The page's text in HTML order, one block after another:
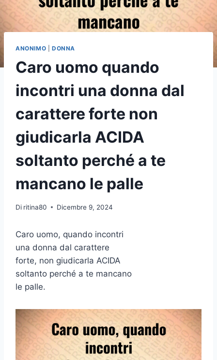
ANONIMO DONNA
Caro uomo quando
incontri una donna dal
carattere forte non
giudicarla ACIDA
soltanto perché a te
mancano le palle
Di ritina80 Dicembre 9, 2024
Caro uomo, quando incontri
una donna dal carattere
forte, non giudicarla ACIDA
soltanto perché a te mancano
le palle.